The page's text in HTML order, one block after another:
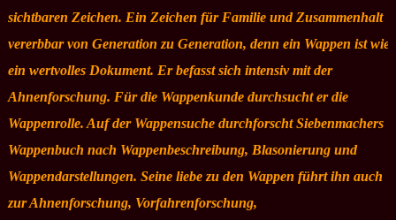
sichtbaren Zeichen. Ein Zeichen für Familie und Zusammenhalt
vererbbar von Generation zu Generation, denn ein Wappen ist wie
ein wertvolles Dokument. Er befasst sich intensiv mit der
Ahnenforschung. Für die Wappenkunde durchsucht er die
Wappenrolle. Auf der Wappensuche durchforscht Siebenmachers
Wappenbuch nach Wappenbeschreibung, Blasonierung und
Wappendarstellungen. Seine liebe zu den Wappen führt ihn auch
zur Ahnenforschung, Vorfahrenforschung,